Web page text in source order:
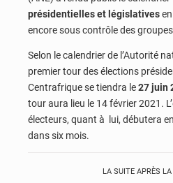
présidentielles et législatives
encore sous contrôle des
Selon le calendrier de l’Autorité
premier tour des élections
Centrafrique se tiendra le27 juin
tour aura lieu le 14 février 2021.
électeurs, quant à lui, débutera
dans six mois.
LA SUITE APRÈS